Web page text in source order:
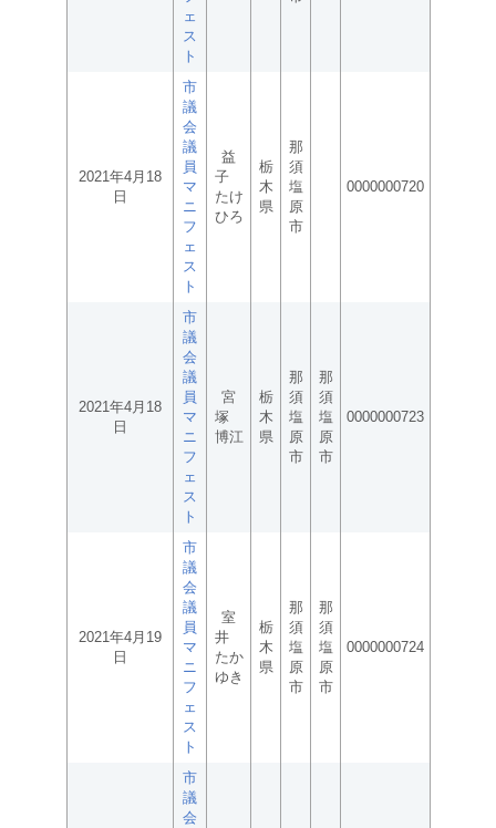
ェ
ス
ト
2021年4月18
日
市
議
会
議
員
マ
ニ
フ
ェ
ス
ト
益
子
たけ
ひろ
栃
木
県
那
須
塩
原
市
0000000720
2021年4月18
日
市
議
会
議
員
マ
ニ
フ
ェ
ス
ト
宮
塚
博江
栃
木
県
那
須
塩
原
市
那
須
塩
原
市
0000000723
2021年4月19
日
市
議
会
議
員
マ
ニ
フ
ェ
ス
ト
室
井
たか
ゆき
栃
木
県
那
須
塩
原
市
那
須
塩
原
市
0000000724
市
議
会